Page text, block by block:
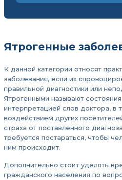
Ятрогенные
К данной категории относят
заболевания, если их
правильной диагностики или
Ятрогенными называют
интерпретацией слов доктора, в
воздействием других
страха от поставленного
требуется постараться, чтобы
ним происходит.
Дополнительно стоит уделять
гражданского населения по